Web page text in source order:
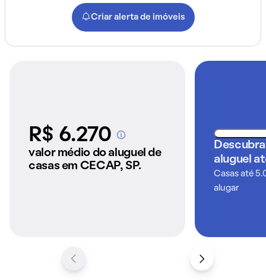
Criar alerta de imóveis
R$ 6.270A partir dos imóveis
anunciados pelo
QuintoAndar
valor médio do aluguel de
casas em CECAP, SP.
aluguel
Casas até
alugar